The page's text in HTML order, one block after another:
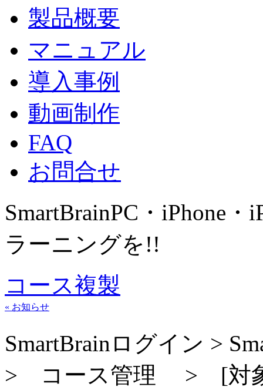
製品概要
マニュアル
導入事例
動画制作
FAQ
お問合せ
SmartBrainPC・iPhone・
ラーニングを!!
コース複製
« お知らせ
SmartBrainログイン >
> コース管理 > [対